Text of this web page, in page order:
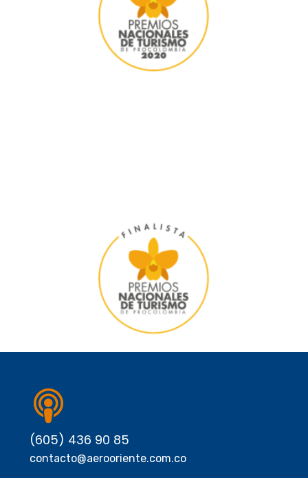
(605) 436 90 85
contacto@aerooriente.com.co